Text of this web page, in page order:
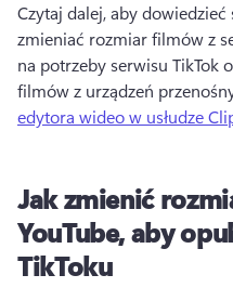
Czytaj dalej, aby
zmieniać rozmiar filmów z
na potrzeby serwisu TikTok
filmów z urządzeń
edytora wideo w usłudze
Jak zmienić
YouTube, aby
TikToku